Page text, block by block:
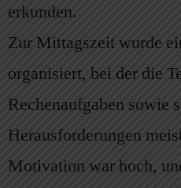
erkunden.
Zur Mittagszeit wurde
organisiert, bei der die
Rechenaufgaben sowie
Herausforderungen
Motivation war hoch,